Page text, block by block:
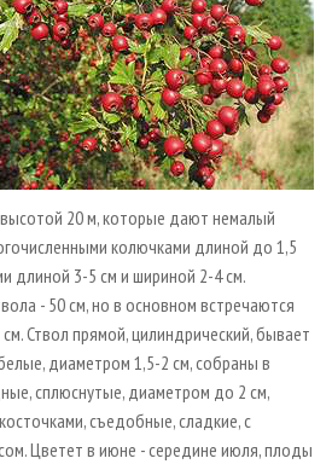
20 м, которые дают немалый
колючками длиной до 1,5
длиной 3-5 см и шириной 2-4 см.
- 50 см, но в основном встречаются
Ствол прямой, цилиндрический, бывает
диаметром 1,5-2 см, собраны в
сплюснутые, диаметром до 2 см,
съедобные, сладкие, с
Цветет в июне - середине июля, плоды